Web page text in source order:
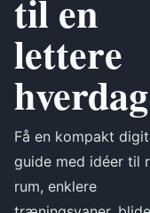
til en
lettere
hverdag
Få en kompakt
guide med idéer til
rum, enklere